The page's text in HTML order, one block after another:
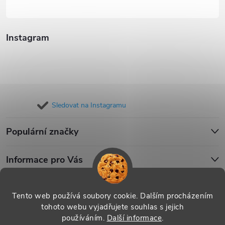
Tento web používá soubory cookie. Dalším procházením
tohoto webu vyjadřujete souhlas s jejich
používáním. Další informace.
Instagram
Sledovat na Instagramu
Populární značky
Informace pro Vás